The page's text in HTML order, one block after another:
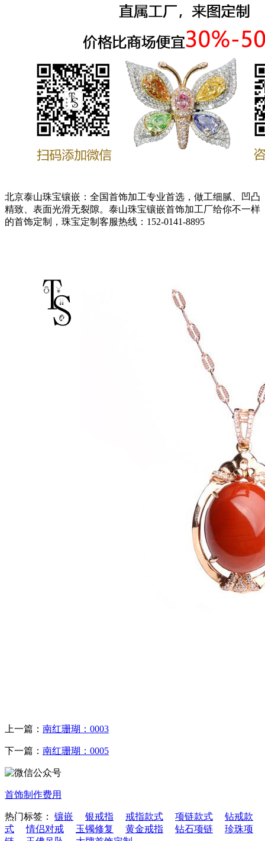
北京泰山珠宝镶嵌：全国首饰加工专业首选，做工细腻、凹凸
精致、表面光滑无裂隙。泰山珠宝镶嵌首饰加工厂给你不一样
的首饰定制，珠宝定制客服热线：152-0141-8895
上一篇： 南红珊瑚：0003
下一篇： 南红珊瑚：0005
首饰制作费用
热门标签： 镶嵌 银戒指 戒指款式 项链款式
钻戒款
式
情侣对戒 玉镯修复 黄金戒指 钻石项链
珍珠项